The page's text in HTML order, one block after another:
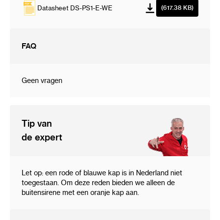
Indicator: Blauw (on front panel), Green/Red
(on PCB)
+140 °F)
Kleur: Wit
Materiaal: PC+ABS
Afmetingen (W×H×D) ::
190× 200 × 47. 3mm
Installatie: op de wand
Datasheet DS-PS1-E-WE (617.38 KB)
FAQ
Geen vragen
Tip van
de expert
Let op: een rode of blauwe kap is in Nederland niet
toegestaan. Om deze reden bieden we alleen de
buitensirene met een oranje kap aan.